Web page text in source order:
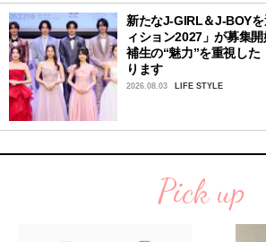
新たなJ-GIRL＆J-BOY
ィション2027」が募集
補生の“魅力”を重視した
ります
2026.08.03 LIFE STYLE
Pick up